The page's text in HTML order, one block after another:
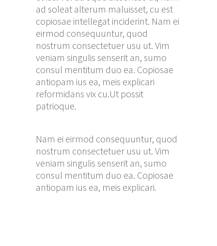
ad soleat alterum maluisset, cu est
copiosae intellegat inciderint. Nam ei
eirmod consequuntur, quod
nostrum consectetuer usu ut. Vim
veniam singulis senserit an, sumo
consul mentitum duo ea. Copiosae
antiopam ius ea, meis explicari
reformidans vix cu.Ut possit
patrioque.
Nam ei eirmod consequuntur, quod
nostrum consectetuer usu ut. Vim
veniam singulis senserit an, sumo
consul mentitum duo ea. Copiosae
antiopam ius ea, meis explicari.